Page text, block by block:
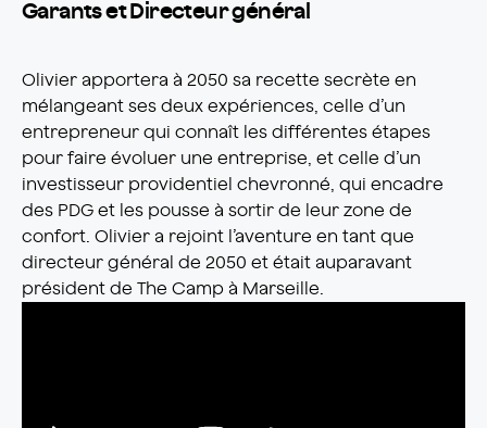
Garants et Directeur général
Olivier apportera à 2050 sa recette secrète en
mélangeant ses deux expériences, celle d’un
entrepreneur qui connaît les différentes étapes
pour faire évoluer une entreprise, et celle d’un
investisseur providentiel chevronné, qui encadre
des PDG et les pousse à sortir de leur zone de
confort. Olivier a rejoint l’aventure en tant que
directeur général de 2050 et était auparavant
président de The Camp à Marseille.